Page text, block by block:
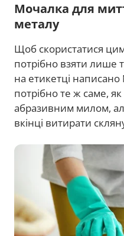
Мочалка для
металу
Щоб скористатися
потрібно взяти лише
на етикетці
потрібно те ж саме,
абразивним милом,
вкінці витирати